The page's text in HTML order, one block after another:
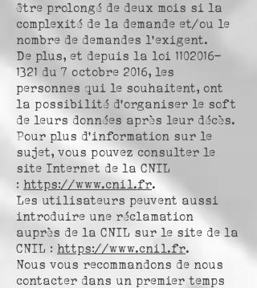
être prolongé de deux mois si la
complexité de la demande et/ou le
nombre de demandes l’exigent.
De plus, et depuis la loi 1102016-
1321 du 7 octobre 2016, les
personnes qui le souhaitent, ont
la possibilité d’organiser le soft
de leurs données après leur décès.
Pour plus d’information sur le
sujet, vous pouvez consulter le
site Internet de la CNIL
: https://www.cnil.fr.
Les utilisateurs peuvent aussi
introduire une réclamation
auprès de la CNIL sur le site de la
CNIL : https://www.cnil.fr.
Nous vous recommandons de nous
contacter dans un premier temps